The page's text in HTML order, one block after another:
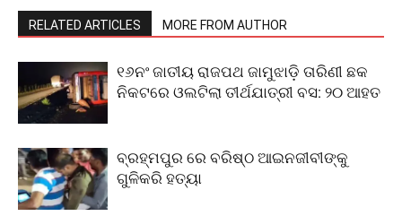
RELATED ARTICLES MORE FROM AUTHOR
୧୬ନଂ ଜାତୀୟ ରାଜପଥ ଜାମୁଝାଡ଼ି ତାରିଣୀ ଛକ
ନିକଟରେ ଓଲଟିଲା ତୀର୍ଥଯାତ୍ରୀ ବସ: ୨୦ ଆହତ
ବ୍ରହ୍ମପୁର ରେ ବରିଷ୍ଠ ଆଇନଜୀବୀଙ୍କୁ
ଗୁଳିକରି ହତ୍ୟା